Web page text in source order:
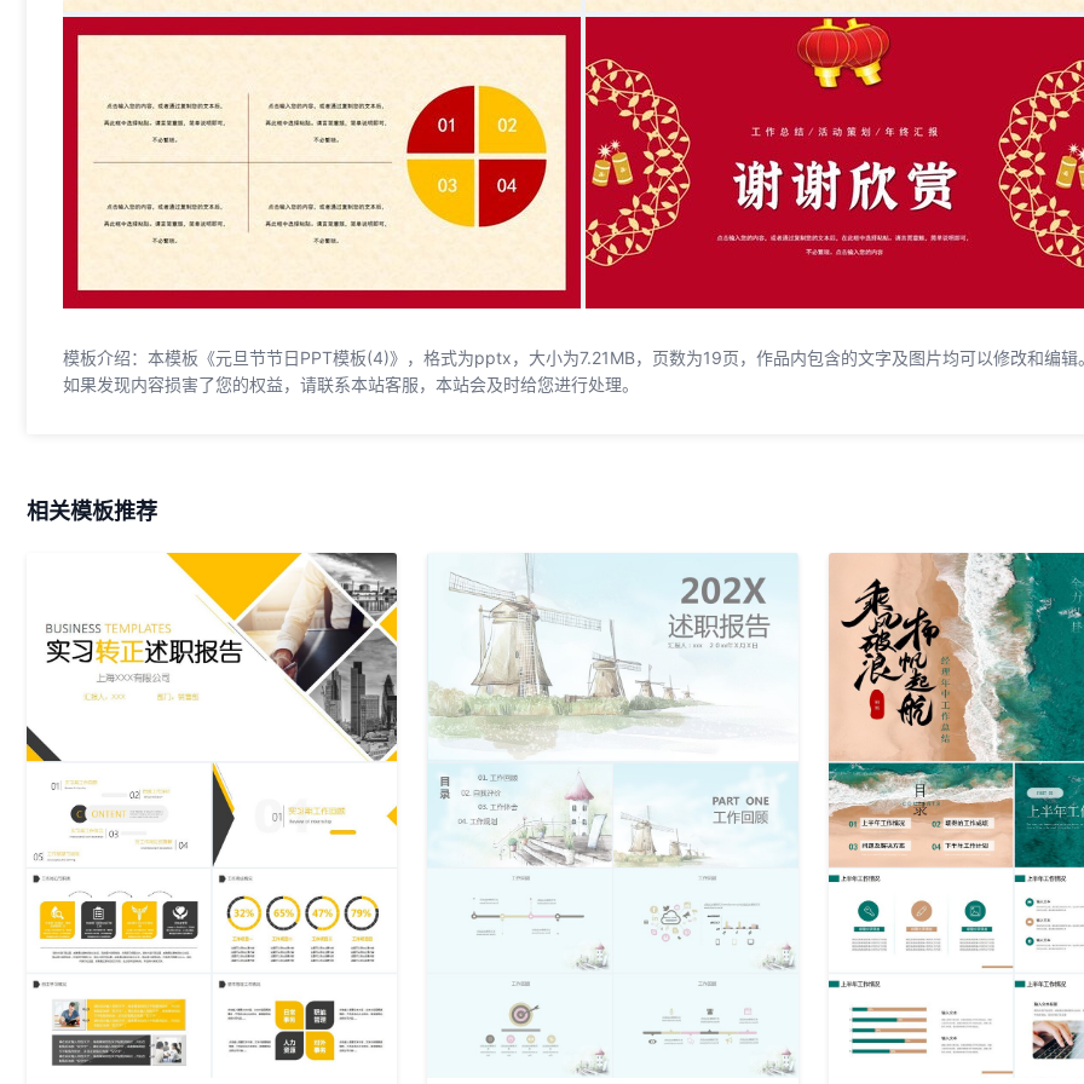
模板介绍：本模板《元旦节节日PPT模板(4)》，格式为pptx，大小为7.21MB，页数为19页，作品内包含的文字及图片均可以修改和编辑
如果发现内容损害了您的权益，请联系本站客服，本站会及时给您进行处理。
相关模板推荐